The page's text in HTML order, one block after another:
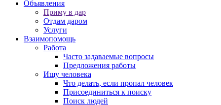
Объявления
Приму в дар
Отдам даром
Услуги
Взаимопомощь
Работа
Часто задаваемые вопросы
Предложения работы
Ищу человека
Что делать, если пропал человек
Присоединиться к поиску
Поиск людей